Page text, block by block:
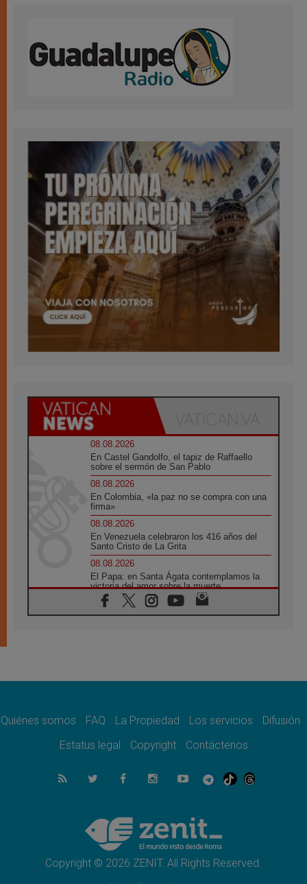
08.08.2026
En Castel Gandolfo, el tapiz de Raffaello
sobre el sermón de San Pablo
08.08.2026
En Colombia, «la paz no se compra con una
firma»
08.08.2026
En Venezuela celebraron los 416 años del
Santo Cristo de La Grita
08.08.2026
El Papa: en Santa Ágata contemplamos la
victoria del amor sobre la muerte
08.08.2026
León XIV visitará el Santuario de la Madre
07.08.2026
07.08.2026
el compromiso del cristiano"
La matanza de niños en Gaza no cesa: 300
muertos en 300 días
Tagle: La guerra desfigura el mundo, solo la
revelación de Dios lo transfigura
Quiénes somos FAQ La Propiedad Los servicios
Difusión
Estatus legal
Copyright Contáctenos
Copyright © 2026 ZENIT. All Rights Reserved.